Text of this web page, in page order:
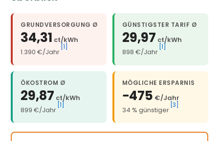
GRUNDVERSORGUNG Ø
34,31 ct/kWh
1.390 €/Jahr
[1]
GÜNSTIGSTER TARIF Ø
29,97 ct/kWh
898 €/Jahr
[1]
ÖKOSTROM Ø
29,87 ct/kWh
899 €/Jahr
[1]
MÖGLICHE ERSPARNIS
−475 €/Jahr
34 % günstiger
[3]